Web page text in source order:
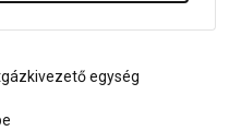
egység